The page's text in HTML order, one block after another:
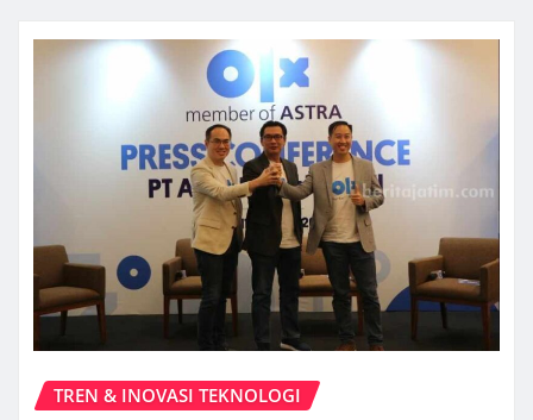
TREN & INOVASI TEKNOLOGI